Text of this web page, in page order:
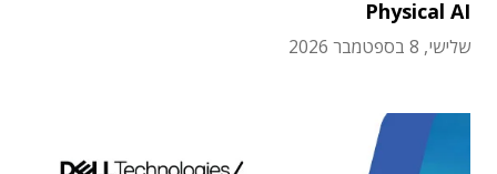
Physical AI
שלישי, 8 בספטמבר 2026